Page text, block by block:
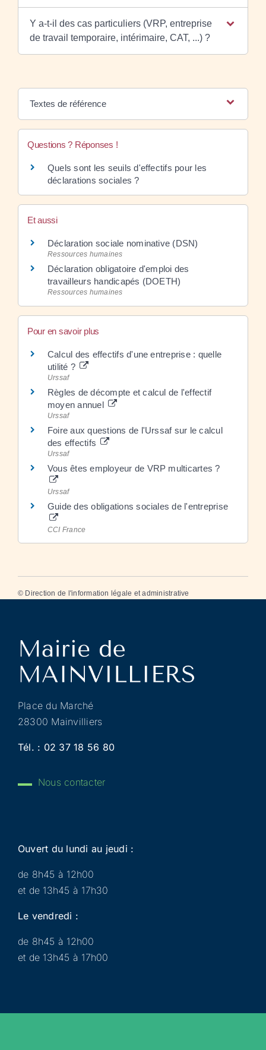
Y a-t-il des cas particuliers (VRP, entreprise
de travail temporaire, intérimaire, CAT, ...) ?
Textes de référence
Questions ? Réponses !
Quels sont les seuils d'effectifs pour les
déclarations sociales ?
Et aussi
Déclaration sociale nominative (DSN)
Ressources humaines
Déclaration obligatoire d'emploi des
travailleurs handicapés (DOETH)
Ressources humaines
Pour en savoir plus
Calcul des effectifs d'une entreprise : quelle
utilité ?
Urssaf
Règles de décompte et calcul de l'effectif
moyen annuel
Urssaf
Foire aux questions de l'Urssaf sur le calcul
des effectifs
Urssaf
Vous êtes employeur de VRP multicartes ?
Urssaf
Guide des obligations sociales de l'entreprise
CCI France
© Direction de l'information légale et administrative
Place du Marché
28300 Mainvilliers
Tél. : 02 37 18 56 80
Nous contacter
Ouvert du lundi au jeudi :
de 8h45 à 12h00
et de 13h45 à 17h30
Le vendredi :
de 8h45 à 12h00
et de 13h45 à 17h00